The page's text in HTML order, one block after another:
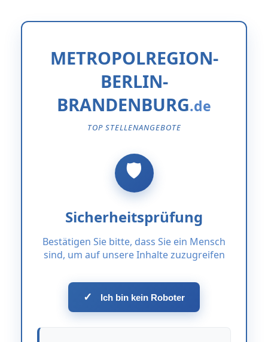
METROPOLREGION-
BERLIN-
BRANDENBURG
TOP STELLENANGEBOTE
Sicherheitsprüfung
Bestätigen Sie bitte, dass Sie ein Mensch
sind, um auf unsere Inhalte zuzugreifen
✓ Ich bin kein Roboter